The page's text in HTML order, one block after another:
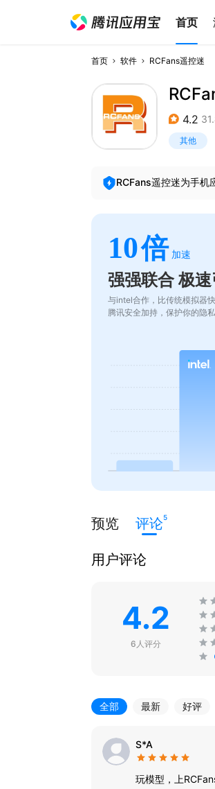
首页
首页 软件 RCFans遥控迷
4.2
其他
RCFans遥控迷为手机
10倍 加速
强强联合 极
与intel合作，比传统模拟器
腾讯安全加持，保护你的隐私
预览 评论5
用户评论
4.2
6人评分
全部 最新 好评
S*A
玩模型，上